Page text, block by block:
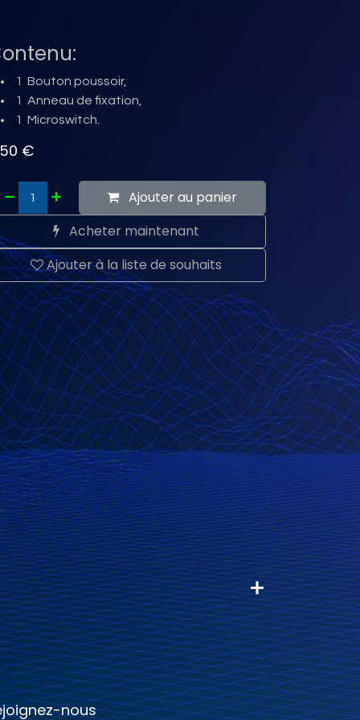
1 Bouton poussoir,
1 Anneau de fixation,
1 Microswitch.
€
Ajouter au panier
Acheter maintenant
Ajouter à la liste de souhaits
nous